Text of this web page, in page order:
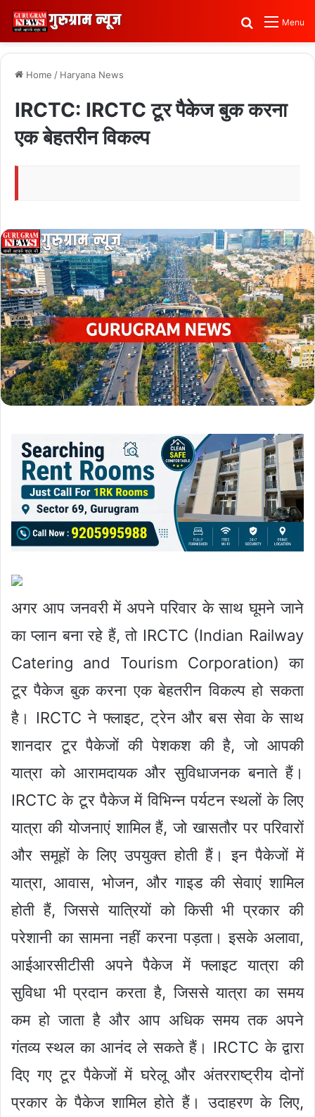
Menu
Search for
Home / Haryana News
IRCTC: IRCTC टूर पैकेज बुक करना
एक बेहतरीन विकल्प
अगर आप जनवरी में अपने परिवार के साथ घूमने जाने
का प्लान बना रहे हैं, तो IRCTC (Indian Railway
Catering and Tourism Corporation) का
टूर पैकेज बुक करना एक बेहतरीन विकल्प हो सकता
है। IRCTC ने फ्लाइट, ट्रेन और बस सेवा के साथ
शानदार टूर पैकेजों की पेशकश की है, जो आपकी
यात्रा को आरामदायक और सुविधाजनक बनाते हैं।
IRCTC के टूर पैकेज में विभिन्न पर्यटन स्थलों के लिए
यात्रा की योजनाएं शामिल हैं, जो खासतौर पर परिवारों
और समूहों के लिए उपयुक्त होती हैं। इन पैकेजों में
यात्रा, आवास, भोजन, और गाइड की सेवाएं शामिल
होती हैं, जिससे यात्रियों को किसी भी प्रकार की
परेशानी का सामना नहीं करना पड़ता। इसके अलावा,
आईआरसीटीसी अपने पैकेज में फ्लाइट यात्रा की
सुविधा भी प्रदान करता है, जिससे यात्रा का समय
कम हो जाता है और आप अधिक समय तक अपने
गंतव्य स्थल का आनंद ले सकते हैं। IRCTC के द्वारा
दिए गए टूर पैकेजों में घरेलू और अंतरराष्ट्रीय दोनों
प्रकार के पैकेज शामिल होते हैं। उदाहरण के लिए,